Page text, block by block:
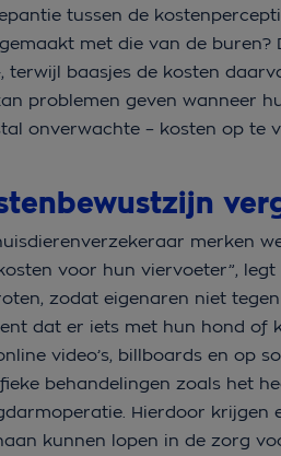
tussen de
met die van de
terwijl baasjes de kosten
problemen geven wanneer
onverwachte – kosten op te
merken
voor hun viervoeter”,
zodat eigenaren niet
dat er iets met hun hond of
video’s, billboards en op
behandelingen zoals het
Hierdoor krijgen
kunnen lopen in de zorg